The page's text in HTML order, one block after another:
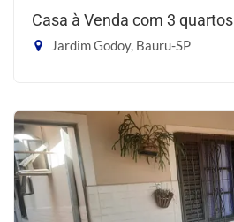
Casa à Venda com 3 quartos
Jardim Godoy, Bauru-SP